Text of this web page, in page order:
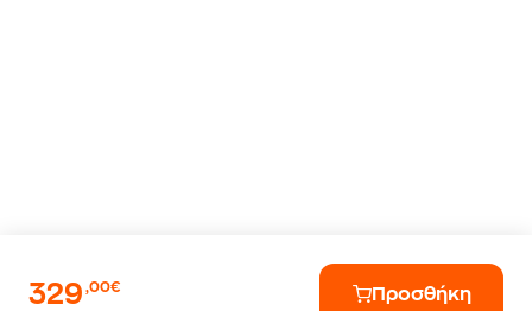
329,00€ Προσθήκη